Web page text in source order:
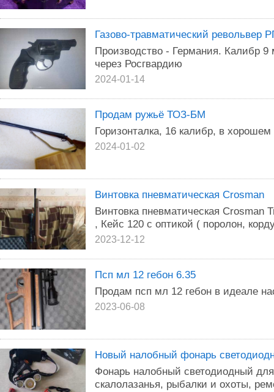
Газово-травматический револьвер
Производство - Германия. Калибр
через Росгвардию
2024-01-14
Продам ружьё ТОЗ-БМ
Горизонталка, 16 калибр, в
2024-01-02
Винтовка пневматическая Crosman
Винтовка пневматическая Crosman
, Кейс 120 с оптикой ( поролон,
2023-12-12
Псп мл 12 гебон 6.35
Продам псп мл 12 гебон в идеале
2023-06-08
Новый налобный фонарь
Фонарь налобный светодиодный
скалолазанья, рыбалки и охоты,